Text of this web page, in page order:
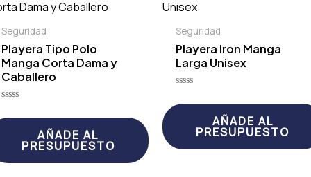
Seguridad
Playera Tipo Polo
Manga Corta Dama y
Caballero
con
AÑADE AL
PRESUPUESTO
Seguridad
Playera Iron Manga
Larga Unisex
con
AÑADE AL
PRESUPUESTO